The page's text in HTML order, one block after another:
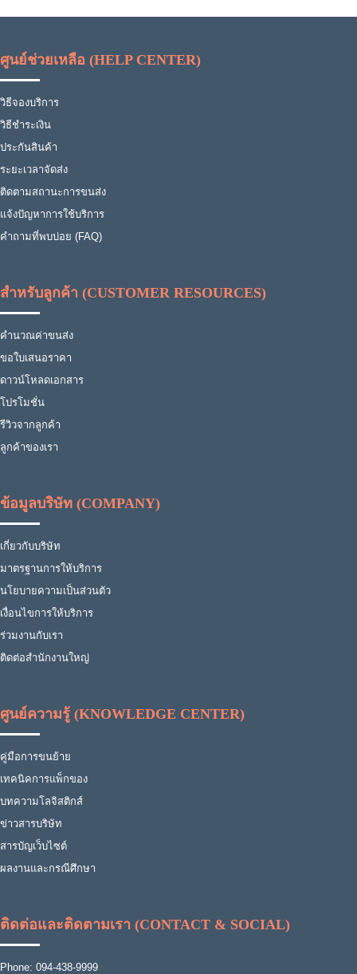
ศูนย์ช่วยเหลือ (HELP CENTER)
วิธีจองบริการ
วิธีชำระเงิน
ประกันสินค้า
ระยะเวลาจัดส่ง
ติดตามสถานะการขนส่ง
แจ้งปัญหาการใช้บริการ
คำถามที่พบบ่อย (FAQ)
สำหรับลูกค้า (CUSTOMER RESOURCES)
คำนวณค่าขนส่ง
ขอใบเสนอราคา
ดาวน์โหลดเอกสาร
โปรโมชั่น
รีวิวจากลูกค้า
ลูกค้าของเรา
ข้อมูลบริษัท (COMPANY)
เกี่ยวกับบริษัท
มาตรฐานการให้บริการ
นโยบายความเป็นส่วนตัว
เงื่อนไขการให้บริการ
ร่วมงานกับเรา
ติดต่อสำนักงานใหญ่
ศูนย์ความรู้ (KNOWLEDGE CENTER)
คู่มือการขนย้าย
เทคนิคการแพ็กของ
บทความโลจิสติกส์
ข่าวสารบริษัท
สารบัญเว็บไซต์
ผลงานและกรณีศึกษา
ติดต่อและติดตามเรา (CONTACT & SOCIAL)
Phone: 094-438-9999